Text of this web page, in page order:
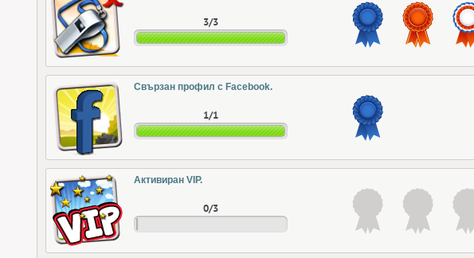
3/3
Свързан профил с Facebook.
1/1
Активиран VIP.
0/3